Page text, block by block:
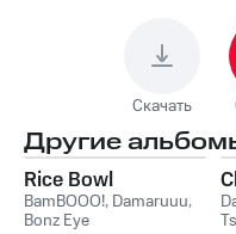
Скачать
Другие
Rice Bowl
BamBOOO!, Damaruuu,
Bonz Eye